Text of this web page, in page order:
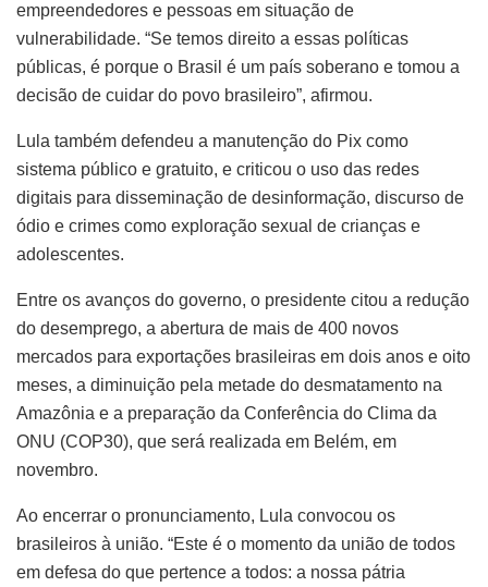
empreendedores e pessoas em situação de
vulnerabilidade. “Se temos direito a essas políticas
públicas, é porque o Brasil é um país soberano e tomou a
decisão de cuidar do povo brasileiro”, afirmou.
Lula também defendeu a manutenção do Pix como
sistema público e gratuito, e criticou o uso das redes
digitais para disseminação de desinformação, discurso de
ódio e crimes como exploração sexual de crianças e
adolescentes.
Entre os avanços do governo, o presidente citou a redução
do desemprego, a abertura de mais de 400 novos
mercados para exportações brasileiras em dois anos e oito
meses, a diminuição pela metade do desmatamento na
Amazônia e a preparação da Conferência do Clima da
ONU (COP30), que será realizada em Belém, em
novembro.
Ao encerrar o pronunciamento, Lula convocou os
brasileiros à união. “Este é o momento da união de todos
em defesa do que pertence a todos: a nossa pátria